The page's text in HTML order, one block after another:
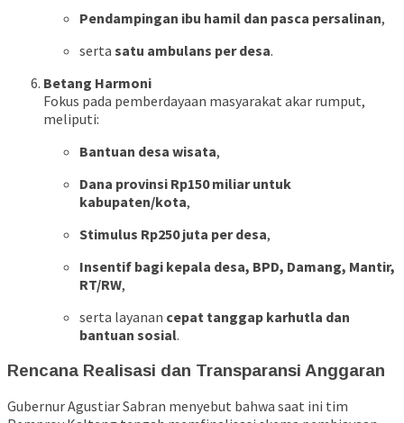
Pendampingan ibu hamil dan pasca persalinan,
serta satu ambulans per desa.
Betang Harmoni
Fokus pada pemberdayaan masyarakat akar rumput,
meliputi:
Bantuan desa wisata,
Dana provinsi Rp150 miliar untuk
kabupaten/kota,
Stimulus Rp250 juta per desa,
Insentif bagi kepala desa, BPD, Damang, Mantir,
RT/RW,
serta layanan cepat tanggap karhutla dan
bantuan sosial.
Rencana Realisasi dan Transparansi Anggaran
Gubernur Agustiar Sabran menyebut bahwa saat ini tim